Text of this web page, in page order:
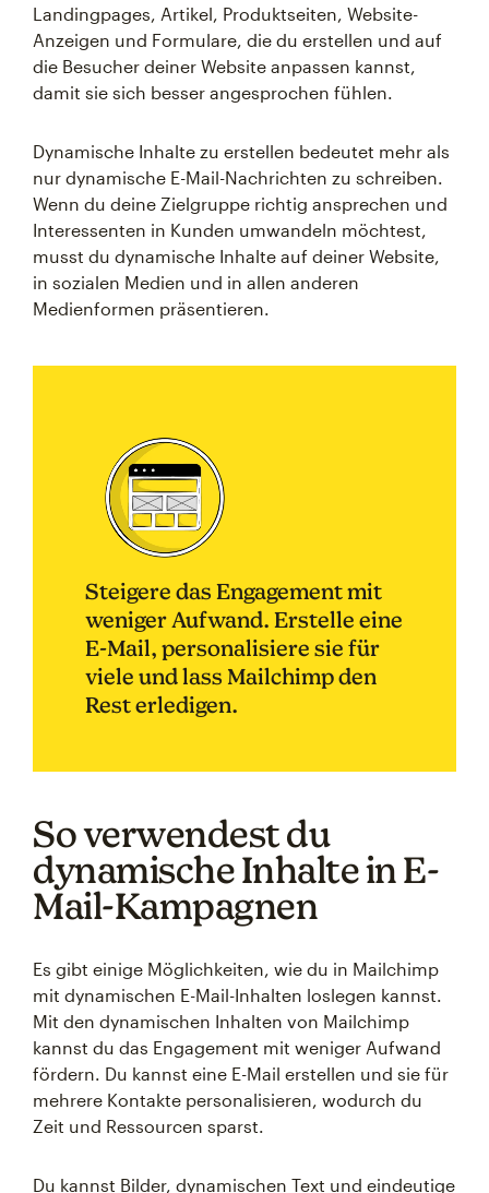
Landingpages, Artikel, Produktseiten, Website-
Anzeigen und Formulare, die du erstellen und auf
die Besucher deiner Website anpassen kannst,
damit sie sich besser angesprochen fühlen.
Dynamische Inhalte zu erstellen bedeutet mehr als
nur dynamische E-Mail-Nachrichten zu schreiben.
Wenn du deine Zielgruppe richtig ansprechen und
Interessenten in Kunden umwandeln möchtest,
musst du dynamische Inhalte auf deiner Website,
in sozialen Medien und in allen anderen
Medienformen präsentieren.
Steigere das Engagement mit
weniger Aufwand. Erstelle eine
E-Mail, personalisiere sie für
viele und lass Mailchimp den
Rest erledigen.
So verwendest du
dynamische Inhalte in E-
Mail-Kampagnen
Es gibt einige Möglichkeiten, wie du in Mailchimp
mit dynamischen E-Mail-Inhalten loslegen kannst.
Mit den dynamischen Inhalten von Mailchimp
kannst du das Engagement mit weniger Aufwand
fördern. Du kannst eine E-Mail erstellen und sie für
mehrere Kontakte personalisieren, wodurch du
Zeit und Ressourcen sparst.
Du kannst Bilder, dynamischen Text und eindeutige